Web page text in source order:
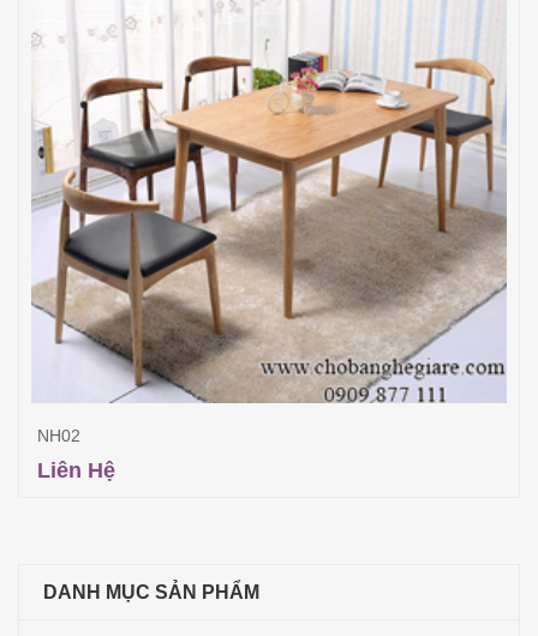
NH02
Liên Hệ
DANH MỤC SẢN PHẨM